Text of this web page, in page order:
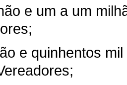
e um a um
e quinhentos